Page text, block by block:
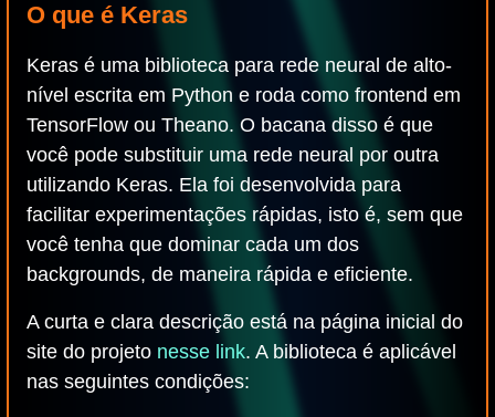
O que é Keras
Keras é uma biblioteca para rede neural de alto-
nível escrita em Python e roda como frontend em
TensorFlow ou Theano. O bacana disso é que
você pode substituir uma rede neural por outra
utilizando Keras. Ela foi desenvolvida para
facilitar experimentações rápidas, isto é, sem que
você tenha que dominar cada um dos
backgrounds, de maneira rápida e eficiente.
A curta e clara descrição está na página inicial do
site do projeto nesse link. A biblioteca é aplicável
nas seguintes condições: